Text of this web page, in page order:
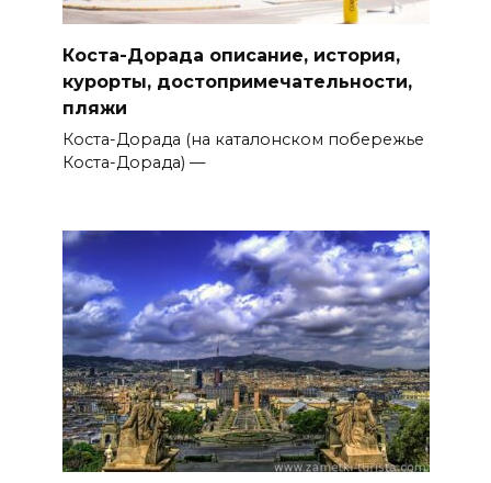
Коста-Дорада описание, история,
курорты, достопримечательности,
пляжи
Коста-Дорада (на каталонском побережье
Коста-Дорада) —